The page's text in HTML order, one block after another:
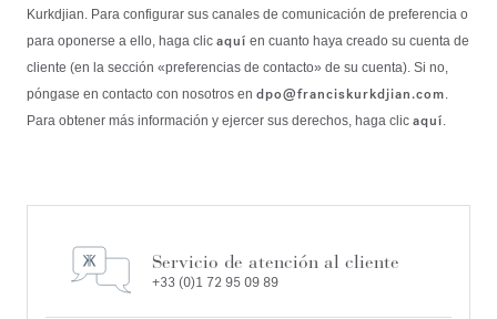
Kurkdjian. Para configurar sus canales de comunicación de preferencia o
para oponerse a ello, haga clic aquí en cuanto haya creado su cuenta de
cliente (en la sección «preferencias de contacto» de su cuenta). Si no,
póngase en contacto con nosotros en dpo@franciskurkdjian.com.
Para obtener más información y ejercer sus derechos, haga clic aquí.
Servicio de atención al cliente
+33 (0)1 72 95 09 89